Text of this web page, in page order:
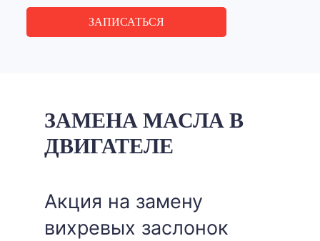
ЗАПИСАТЬСЯ
ЗАМЕНА МАСЛА В
ДВИГАТЕЛЕ
Акция на замену
вихревых заслонок